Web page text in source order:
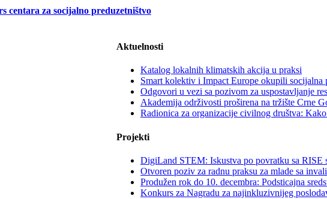
centara za socijalno preduzetništvo
Aktuelnosti
Katalog lokalnih klimatskih akcija u praksi
Smart kolektiv i Impact Europe okupili socijalna
Odgovori u vezi sa pozivom za uspostavljanje
Akademija održivosti proširena na tržište Crne
Radionica za organizacije civilnog društva:
Projekti
DigiLand STEM: Iskustva po povratku sa RISE
Otvoren poziv za radnu praksu za mlade sa
Produžen rok do 10. decembra: Podsticajna
Konkurs za Nagradu za najinkluzivnijeg